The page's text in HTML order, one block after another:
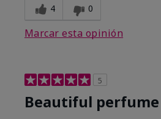
4 0
Marcar esta opinión
5
Beautiful perfume